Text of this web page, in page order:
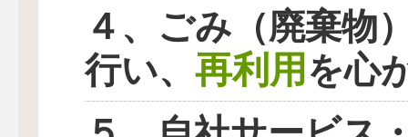
４、ごみ（廃棄物
行い、 再利用を心